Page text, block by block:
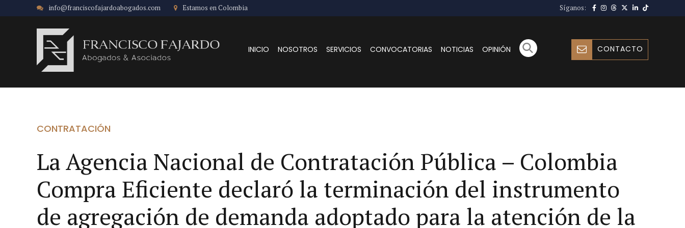
info@franciscofajardoabogados.com Estamos en Colombia Síganos:
CONTACTO
INICIO NOSOTROS SERVICIOS CONVOCATORIAS NOTICIAS OPINIÓN
CONTRATACIÓN
La Agencia Nacional de Contratación Pública – Colombia
Compra Eficiente declaró la terminación del instrumento
de agregación de demanda adoptado para la atención de la